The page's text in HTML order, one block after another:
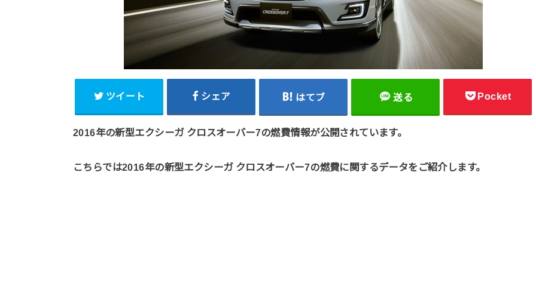
ツイート シェア はてブ 送る Pocket
2016年の新型エクシーガ クロスオーバー7の燃費情報が公開されています。
こちらでは2016年の新型エクシーガ クロスオーバー7の燃費に関するデータをご紹介します。